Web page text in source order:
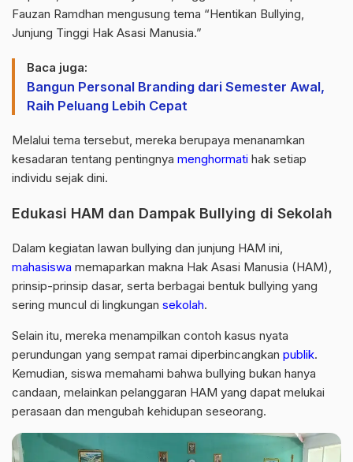
Fauzan Ramdhan mengusung tema “Hentikan Bullying,
Junjung Tinggi Hak Asasi Manusia.”
Baca juga:
Bangun Personal Branding dari Semester Awal,
Raih Peluang Lebih Cepat
Melalui tema tersebut, mereka berupaya menanamkan
kesadaran tentang pentingnya menghormati hak setiap
individu sejak dini.
Edukasi HAM dan Dampak Bullying di Sekolah
Dalam kegiatan lawan bullying dan junjung HAM ini,
mahasiswa memaparkan makna Hak Asasi Manusia (HAM),
prinsip-prinsip dasar, serta berbagai bentuk bullying yang
sering muncul di lingkungan sekolah.
Selain itu, mereka menampilkan contoh kasus nyata
perundungan yang sempat ramai diperbincangkan publik.
Kemudian, siswa memahami bahwa bullying bukan hanya
candaan, melainkan pelanggaran HAM yang dapat melukai
perasaan dan mengubah kehidupan seseorang.